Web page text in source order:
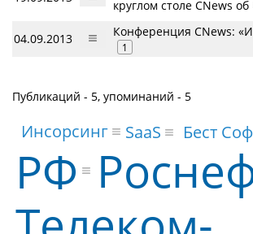
круглом столе CNews
04.09.2013 Конференция CNews:
1
Публикаций - 5, упоминаний - 5
РФ
Бест
SaaS
Инсорсинг